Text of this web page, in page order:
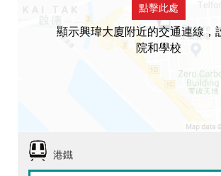
點擊此處
顯示興瑋大廈附近的交通連線，
院和學校
港鐵